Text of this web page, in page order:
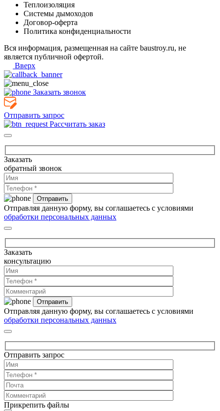
Теплоизоляция
Системы дымоходов
Договор-оферта
Политика конфиденциальности
Вся информация, размещенная на сайте baustroy.ru, не
является публичной офертой.
Вверх
Заказать звонок
Отправить запрос
Рассчитать заказ
Заказать
обратный звонок
Отправляя данную форму, вы соглашаетесь с условиями
обработки персональных данных
Заказать
консультацию
Отправляя данную форму, вы соглашаетесь с условиями
обработки персональных данных
Отправить запрос
Прикрепить файлы